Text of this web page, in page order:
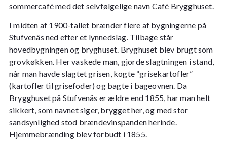
sommercafé med det selvfølgelige navn Café Brygghuset.
I midten af 1900-tallet brænder flere af bygningerne på
Stufvenäs ned efter et lynnedslag. Tilbage står
hovedbygningen og bryghuset. Bryghuset blev brugt som
grovkøkken. Her vaskede man, gjorde slagtningen i stand,
når man havde slagtet grisen, kogte “grisekartofler”
(kartofler til grisefoder) og bagte i bageovnen. Da
Brygghuset på Stufvenäs er ældre end 1855, har man helt
sikkert, som navnet siger, brygget her, og med stor
sandsynlighed stod brændevinspanden herinde.
Hjemmebrænding blev forbudt i 1855.